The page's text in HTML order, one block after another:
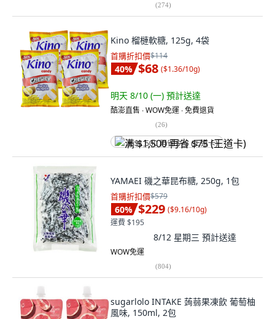
(274)
Kino 榴槤軟糖, 125g, 4袋
首購折扣價$114
40% $68 ($1.36/10g)
明天 8/10 (一) 預計送達
酷澎直售 ∙ WOW免運 ∙ 免費退貨
(26)
满 $1,500 再省 $75 (王道卡)
YAMAEI 磯之華昆布糖, 250g, 1包
首購折扣價$579
60% $229 ($9.16/10g)
運費 $195
8/12 星期三 預計送達
WOW免運
(804)
sugarlolo INTAKE 蒟蒻果凍飲 葡萄柚
風味, 150ml, 2包